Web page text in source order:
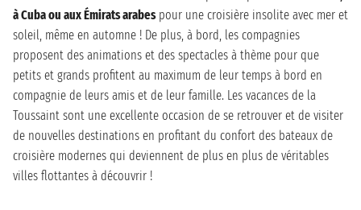
à Cuba ou aux Émirats arabespour une croisière insolite avec mer et
soleil, même en automne ! De plus, à bord, les compagnies
proposent des animations et des spectacles à thème pour que
petits et grands profitent au maximum de leur temps à bord en
compagnie de leurs amis et de leur famille. Les vacances de la
Toussaint sont une excellente occasion de se retrouver et de visiter
de nouvelles destinations en profitant du confort des bateaux de
croisière modernes qui deviennent de plus en plus de véritables
villes flottantes à découvrir !